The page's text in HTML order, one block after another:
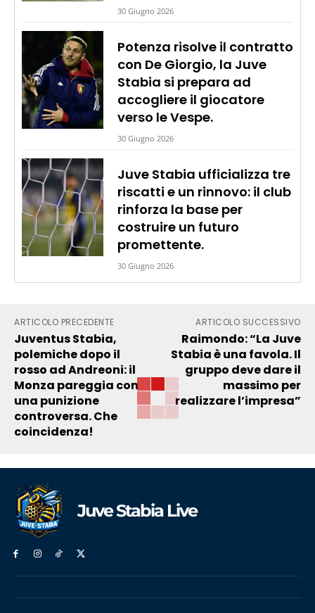
30 Giugno 2026
Potenza risolve il contratto
con De Giorgio, la Juve
Stabia si prepara ad
accogliere il giocatore
verso le Vespe.
30 Giugno 2026
Juve Stabia ufficializza tre
riscatti e un rinnovo: il club
rinforza la base per
costruire un futuro
promettente.
30 Giugno 2026
ARTICOLO PRECEDENTE
Juventus Stabia,
polemiche dopo il
rosso ad Andreoni: il
Monza pareggia con
una punizione
controversa. Che
coincidenza!
ARTICOLO SUCCESSIVO
Raimondo: “La Juve
Stabia è una favola. Il
gruppo deve dare il
massimo per
realizzare l’impresa”
Juve Stabia Live